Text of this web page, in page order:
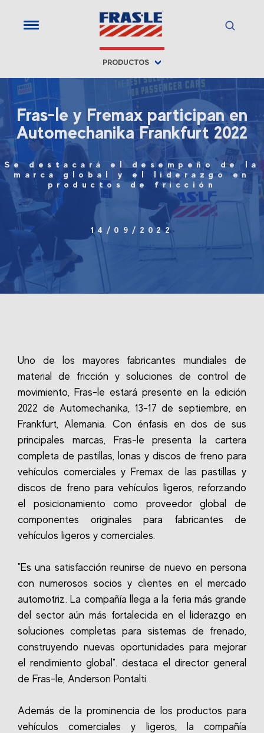
PRODUCTOS
Fras-le y Fremax participan en
Automechanika Frankfurt 2022
Se destacará el desempeño de la
marca global y el liderazgo en
productos de fricción
14/09/2022
Uno de los mayores fabricantes mundiales de
material de fricción y soluciones de control de
movimiento, Fras-le estará presente en la edición
2022 de Automechanika, 13-17 de septiembre, en
Frankfurt, Alemania. Con énfasis en dos de sus
principales marcas, Fras-le presenta la cartera
completa de pastillas, lonas y discos de freno para
vehículos comerciales y Fremax de las pastillas y
discos de freno para vehículos ligeros, reforzando
el posicionamiento como proveedor global de
componentes originales para fabricantes de
vehículos ligeros y comerciales.
"Es una satisfacción reunirse de nuevo en persona
con numerosos socios y clientes en el mercado
automotriz. La compañía llega a la feria más grande
del sector aún más fortalecida en el liderazgo en
soluciones completas para sistemas de frenado,
construyendo nuevas oportunidades para mejorar
el rendimiento global". destaca el director general
de Fras-le, Anderson Pontalti.
Además de la prominencia de los productos para
vehículos comerciales y ligeros, la compañía